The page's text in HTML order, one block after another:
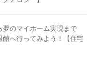
夢のマイホーム実現まで
へ行ってみよう！【住宅